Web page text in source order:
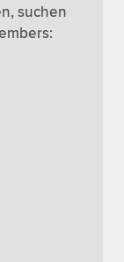
suchen